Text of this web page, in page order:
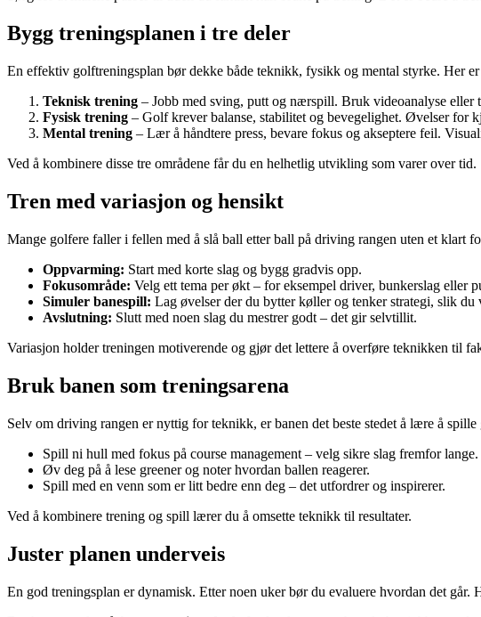
Bygg treningsplanen i tre deler
En effektiv golftreningsplan bør dekke både teknikk, fysikk og mental styrke. Her
Teknisk trening – Jobb med sving, putt og nærspill. Bruk videoanalyse
Fysisk trening – Golf krever balanse, stabilitet og bevegelighet. Øvelser for
Mental trening – Lær å håndtere press, bevare fokus og akseptere feil.
Ved å kombinere disse tre områdene får du en helhetlig utvikling som varer over tid.
Tren med variasjon og hensikt
Mange golfere faller i fellen med å slå ball etter ball på driving rangen uten et klart
Oppvarming: Start med korte slag og bygg gradvis opp.
Fokusområde: Velg ett tema per økt – for eksempel driver, bunkerslag eller
Simuler banespill: Lag øvelser der du bytter køller og tenker strategi, slik du
Avslutning: Slutt med noen slag du mestrer godt – det gir selvtillit.
Variasjon holder treningen motiverende og gjør det lettere å overføre teknikken til
Bruk banen som treningsarena
Selv om driving rangen er nyttig for teknikk, er banen det beste stedet å lære å
Spill ni hull med fokus på course management – velg sikre slag fremfor lange.
Øv deg på å lese greener og noter hvordan ballen reagerer.
Spill med en venn som er litt bedre enn deg – det utfordrer og inspirerer.
Ved å kombinere trening og spill lærer du å omsette teknikk til resultater.
Juster planen underveis
En god treningsplan er dynamisk. Etter noen uker bør du evaluere hvordan det